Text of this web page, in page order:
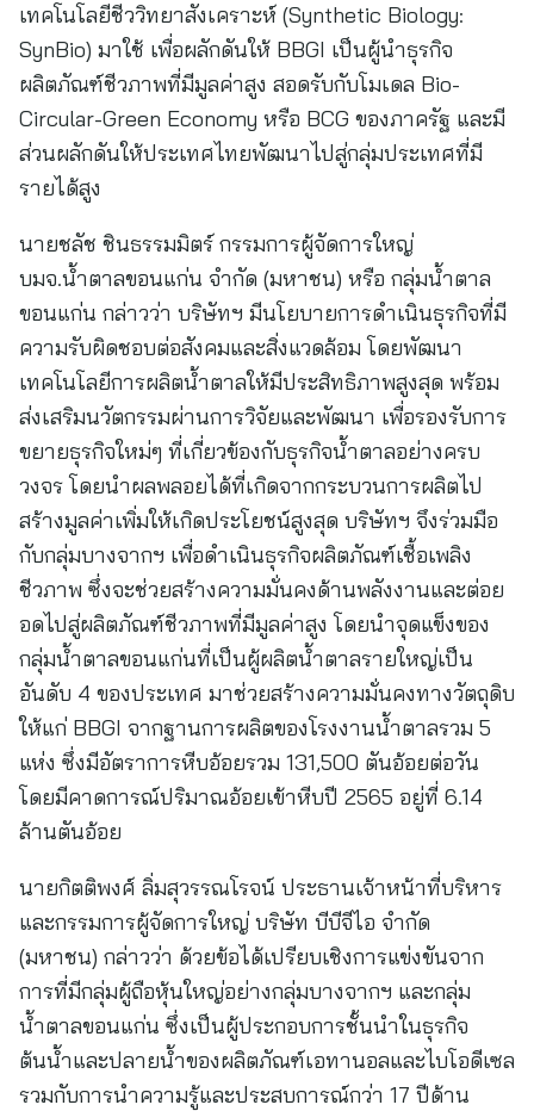
เทคโนโลยีชีววิทยาสังเคราะห์ (Synthetic Biology:
SynBio) มาใช้ เพื่อผลักดันให้ BBGI เป็นผู้นำธุรกิจ
ผลิตภัณฑ์ชีวภาพที่มีมูลค่าสูง สอดรับกับโมเดล Bio-
Circular-Green Economy หรือ BCG ของภาครัฐ และมี
ส่วนผลักดันให้ประเทศไทยพัฒนาไปสู่กลุ่มประเทศที่มี
รายได้สูง
นายชลัช ชินธรรมมิตร์ กรรมการผู้จัดการใหญ่
บมจ.น้ำตาลขอนแก่น จำกัด (มหาชน) หรือ กลุ่มน้ำตาล
ขอนแก่น กล่าวว่า บริษัทฯ มีนโยบายการดำเนินธุรกิจที่มี
ความรับผิดชอบต่อสังคมและสิ่งแวดล้อม โดยพัฒนา
เทคโนโลยีการผลิตน้ำตาลให้มีประสิทธิภาพสูงสุด พร้อม
ส่งเสริมนวัตกรรมผ่านการวิจัยและพัฒนา เพื่อรองรับการ
ขยายธุรกิจใหม่ๆ ที่เกี่ยวข้องกับธุรกิจน้ำตาลอย่างครบ
วงจร โดยนำผลพลอยได้ที่เกิดจากกระบวนการผลิตไป
สร้างมูลค่าเพิ่มให้เกิดประโยชน์สูงสุด บริษัทฯ จึงร่วมมือ
กับกลุ่มบางจากฯ เพื่อดำเนินธุรกิจผลิตภัณฑ์เชื้อเพลิง
ชีวภาพ ซึ่งจะช่วยสร้างความมั่นคงด้านพลังงานและต่อย
อดไปสู่ผลิตภัณฑ์ชีวภาพที่มีมูลค่าสูง โดยนำจุดแข็งของ
กลุ่มน้ำตาลขอนแก่นที่เป็นผู้ผลิตน้ำตาลรายใหญ่เป็น
อันดับ 4 ของประเทศ มาช่วยสร้างความมั่นคงทางวัตถุดิบ
ให้แก่ BBGI จากฐานการผลิตของโรงงานน้ำตาลรวม 5
แห่ง ซึ่งมีอัตราการหีบอ้อยรวม 131,500 ตันอ้อยต่อวัน
โดยมีคาดการณ์ปริมาณอ้อยเข้าหีบปี 2565 อยู่ที่ 6.14
ล้านตันอ้อย
นายกิตติพงศ์ ลิ่มสุวรรณโรจน์ ประธานเจ้าหน้าที่บริหาร
และกรรมการผู้จัดการใหญ่ บริษัท บีบีจีไอ จำกัด
(มหาชน) กล่าวว่า ด้วยข้อได้เปรียบเชิงการแข่งขันจาก
การที่มีกลุ่มผู้ถือหุ้นใหญ่อย่างกลุ่มบางจากฯ และกลุ่ม
น้ำตาลขอนแก่น ซึ่งเป็นผู้ประกอบการชั้นนำในธุรกิจ
ต้นน้ำและปลายน้ำของผลิตภัณฑ์เอทานอลและไบโอดีเซล
รวมกับการนำความรู้และประสบการณ์กว่า 17 ปีด้าน